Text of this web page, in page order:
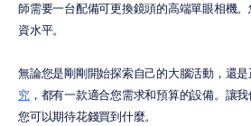
師需要一台配備可更換鏡頭的高端單眼相機
資水平。
無論您是剛剛開始探索自己的大腦活動，還
究，都有一款適合您需求和預算的設備。讓
您可以期待花錢買到什麼。